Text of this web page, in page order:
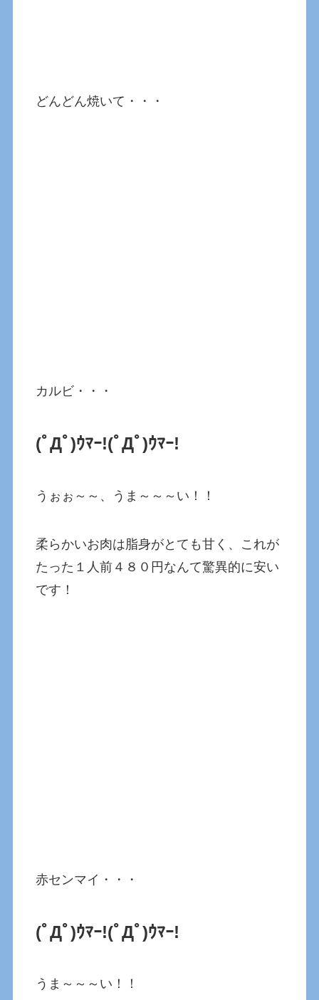
どんどん焼いて・・・
カルビ・・・
(ﾟДﾟ)ｳﾏｰ!(ﾟДﾟ)ｳﾏｰ!
うぉぉ～～、うま～～～い！！
柔らかいお肉は脂身がとても甘く、これが
たった１人前４８０円なんて驚異的に安い
です！
赤センマイ・・・
(ﾟДﾟ)ｳﾏｰ!(ﾟДﾟ)ｳﾏｰ!
うま～～～い！！